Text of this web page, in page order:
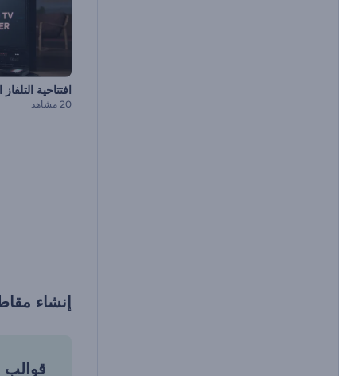
افتتاحية
20 مشاهد
إنشاء